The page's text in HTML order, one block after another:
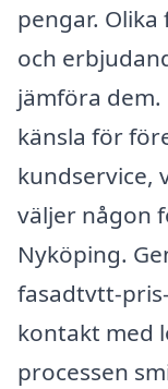
pengar.
och
jämföra dem.
känsla för
kundservice,
väljer någon
Nyköping.
fasadtvtt-
kontakt med
processen